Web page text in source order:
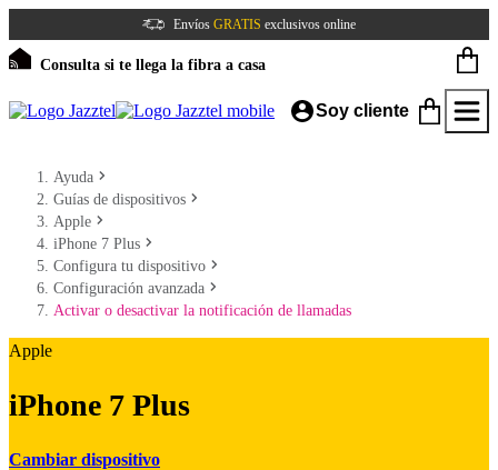
Envíos GRATIS exclusivos online
Consulta si te llega la fibra a casa
Soy cliente
Ayuda
Guías de dispositivos
Apple
iPhone 7 Plus
Configura tu dispositivo
Configuración avanzada
Activar o desactivar la notificación de llamadas
Apple
iPhone 7 Plus
Cambiar dispositivo